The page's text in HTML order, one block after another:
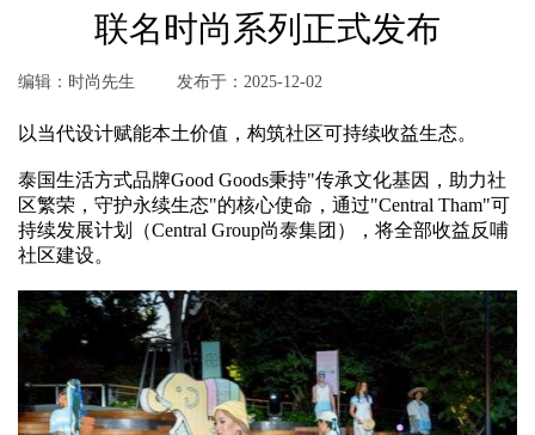
联名时尚系列正式发布
编辑：时尚先生 发布于：2025-12-02
以当代设计赋能本土价值，构筑社区可持续收益生态。
泰国生活方式品牌Good Goods秉持"传承文化基因，助力社
区繁荣，守护永续生态"的核心使命，通过"Central Tham"可
持续发展计划（Central Group尚泰集团），将全部收益反哺
社区建设。